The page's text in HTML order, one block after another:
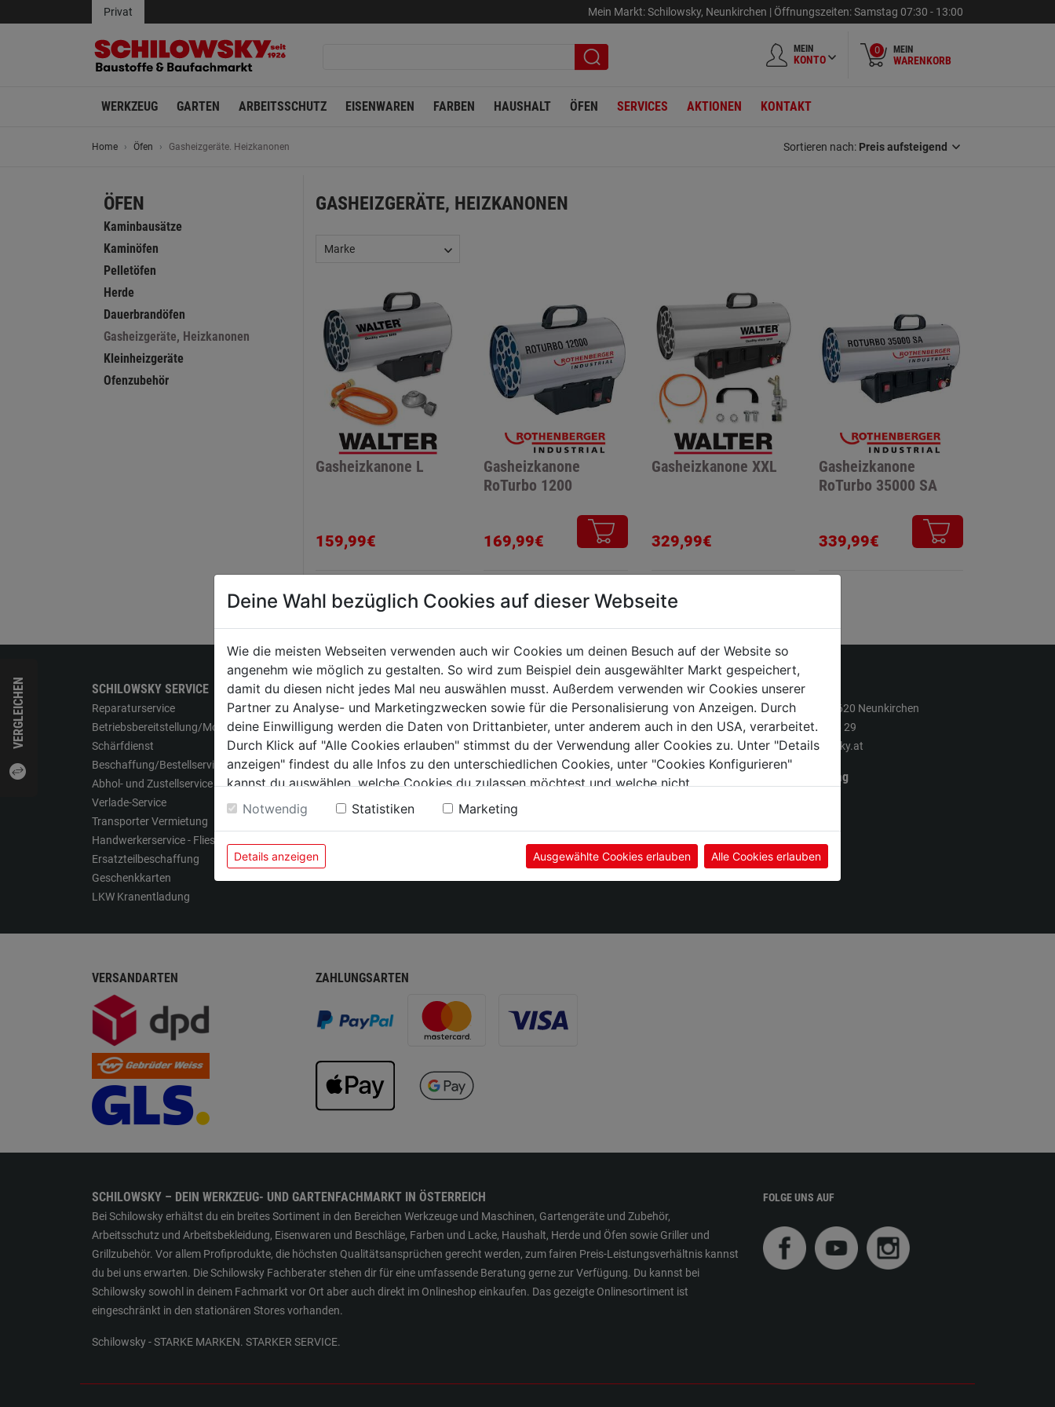
VERGLEICHEN
Privat Mein Markt:Schilowsky, Neunkirchen | Öffnungszeiten:Samstag 07:30 - 13:00
MEIN
KONTO
0 MEIN
WARENKORB
WERKZEUG GARTEN ARBEITSSCHUTZ EISENWAREN FARBEN HAUSHALT ÖFEN SERVICES AKTIONEN KONTAKT
Home Öfen Gasheizgeräte. Heizkanonen Sortieren nach: Preis aufsteigend
ÖFEN
Kaminbausätze
Kaminöfen
Pelletöfen
Herde
Dauerbrandöfen
Gasheizgeräte, Heizkanonen
Kleinheizgeräte
Ofenzubehör
GASHEIZGERÄTE, HEIZKANONEN
Marke
Gasheizkanone L
159,99€
Gasheizkanone
RoTurbo 1200
169,99€
Gasheizkanone XXL
329,99€
Gasheizkanone
RoTurbo 35000 SA
339,99€
SCHILOWSKY SERVICE
Reparaturservice
Betriebsbereitstellung/Montage
Schärfdienst
Beschaffung/Bestellservice
Abhol- und Zustellservice
Verlade-Service
Transporter Vermietung
Handwerkerservice - Fliese
Ersatzteilbeschaffung
Geschenkkarten
LKW Kranentladung
PRODUKTE
Werkzeug
Gartentechnik
Arbeitsschutz
Eisenwaren
Farben & Lacke
Haushalt
RAT & TAT
Services
Aktionen
Kontakt
SCHILOWSKY
Sandgasse 4, 2620 Neunkirchen
T. +43 2635 626 29
shop@schilowsky.at
Montag - Freitag
07:30 - 13:00
VERSANDARTEN ZAHLUNGSARTEN
SCHILOWSKY – DEIN WERKZEUG- UND GARTENFACHMARKT IN ÖSTERREICH
Bei Schilowsky erhältst du ein breites Sortiment in den Bereichen Werkzeuge und Maschinen, Gartengeräte und Zubehör,
Arbeitsschutz und Arbeitsbekleidung, Eisenwaren und Beschläge, Farben und Lacke, Haushalt, Herde und Öfen sowie Griller und
Grillzubehör. Vor allem Profiprodukte, die höchsten Qualitätsansprüchen gerecht werden, zum fairen Preis-Leistungsverhältnis kannst
du bei uns erwarten. Die Schilowsky Fachberater stehen dir für eine umfassende Beratung gerne zur Verfügung. Du kannst bei
Schilowsky sowohl in deinem Fachmarkt vor Ort aber auch direkt im Onlineshop einkaufen. Das gezeigte Onlinesortiment ist
eingeschränkt in den stationären Stores vorhanden.
Schilowsky - STARKE MARKEN. STARKER SERVICE.
FOLGE UNS AUF
Deine Wahl bezüglich Cookies auf dieser Webseite
Wie die meisten Webseiten verwenden auch wir Cookies um deinen Besuch auf der Website so
angenehm wie möglich zu gestalten. So wird zum Beispiel dein ausgewählter Markt gespeichert,
damit du diesen nicht jedes Mal neu auswählen musst. Außerdem verwenden wir Cookies unserer
Partner zu Analyse- und Marketingzwecken sowie für die Personalisierung von Anzeigen. Durch
deine Einwilligung werden die Daten von Drittanbieter, unter anderem auch in den USA, verarbeitet.
Durch Klick auf "Alle Cookies erlauben" stimmst du der Verwendung aller Cookies zu. Unter "Details
anzeigen" findest du alle Infos zu den unterschiedlichen Cookies, unter "Cookies Konfigurieren"
kannst du auswählen, welche Cookies du zulassen möchtest und welche nicht.
Weitere Informationen findest du in unserer
Datenschutzerklärung
Notwendig Statistiken Marketing
Details anzeigen Ausgewählte Cookies erlauben Alle Cookies erlauben